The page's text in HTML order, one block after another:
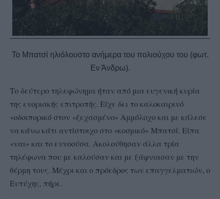
Το Μπατσί ηλιόλουστο ανήμερα του πολιούχου του (φωτ.
Εν Άνδρω).
Το δεύτερο τηλεφώνημα ήταν από μια ευγενική κυρία
της ενοριακής επιτροπής. Είχε δει το καλοκαιρινό
«οδοιπορικό στον «ξεχασμένο» Αμμόλοχο και με κάλεσε
να κάνω κάτι αντίστοιχο στο «κοσμικό» Μπατσί. Είπα
«ναι» και το εννοούσα. Ακολούθησαν άλλα τρία
τηλέφωνα που με καλούσαν και με ξάφνιασαν με την
θέρμη τους. Μέχρι και ο πρόεδρος των επαγγελματιών, ο
Ευτύχης, πήρε.